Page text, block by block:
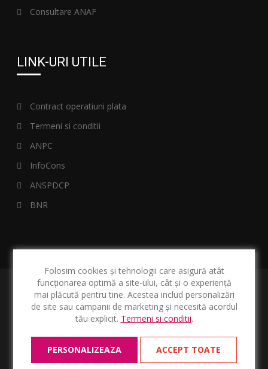
Consultare ANAF
LINK-URI UTILE
Contract operatiuni plata
Termeni si conditii
ANPC
InfoCons
ANSPDCP
BNR
Copyright © 2026 l speedfinanciar.ro. Toate drepturile
rezervate.
Folosim cookies și tehnologii care asigură atât
funcționarea optimă a site-ului, cât și o experiență
mai plăcută pentru tine. Acestea includ personalizări
de site sau campanii de marketing și necesită acordul
tău explicit. Termeni si conditii.